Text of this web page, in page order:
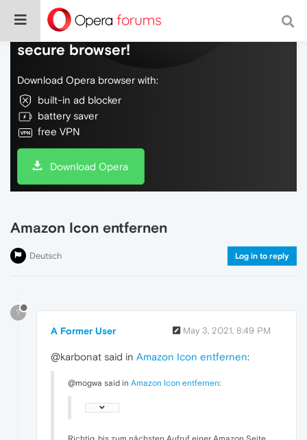
Do more on the web, with a fast and
secure browser!
Download Opera browser with:
built-in ad blocker
battery saver
free VPN
Download Opera
Amazon Icon entfernen
Deutsch Log in to reply
?
A Former User May 3, 2021, 8:49 PM
@karbonat said in Amazon Icon entfernen:
@mogwa said in Amazon Icon entfernen: